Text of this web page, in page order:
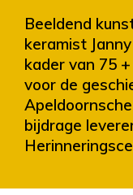
Beeldend
keramist
kader van 75
voor de
bijdrage